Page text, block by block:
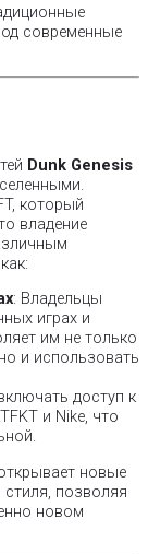
современные
Dunk Genesis
который
владение
: Владельцы
играх и
им не только
и использовать
доступ к
и Nike, что
новые
позволяя
новом